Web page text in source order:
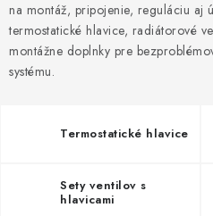
Inštalačný materiál
Ventily a armatúry
Meranie a regulácia
na montáž, pripojenie, reguláciu aj
termostatické hlavice, radiátorové
montážne doplnky pre
systému.
Termostatické hlavice
Sety ventilov s
hlavicami